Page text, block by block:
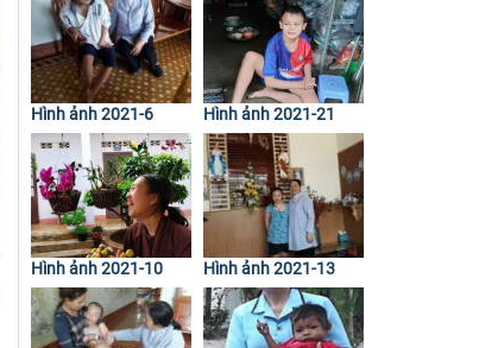
Hình ảnh 2021-6 Hình ảnh 2021-21
Hình ảnh 2021-10 Hình ảnh 2021-13